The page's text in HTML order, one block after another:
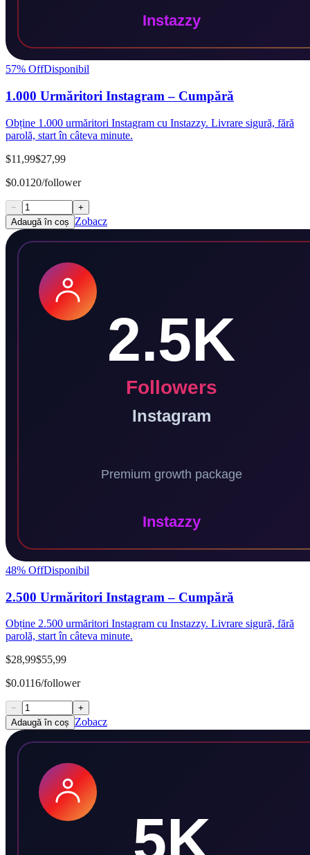
57% OffDisponibil
1.000 Urmăritori Instagram – Cumpără
Obține 1.000 urmăritori Instagram cu Instazzy. Livrare sigură, fără
parolă, start în câteva minute.
$11,99$27,99
$0.0120/follower
−
+
Adaugă în coș
Zobacz
48% OffDisponibil
2.500 Urmăritori Instagram – Cumpără
Obține 2.500 urmăritori Instagram cu Instazzy. Livrare sigură, fără
parolă, start în câteva minute.
$28,99$55,99
$0.0116/follower
−
+
Adaugă în coș
Zobacz